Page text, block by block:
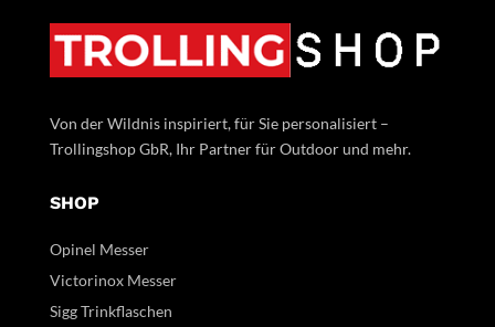
Von der Wildnis inspiriert, für Sie personalisiert –
Trollingshop GbR, Ihr Partner für Outdoor und mehr.
SHOP
Opinel Messer
Victorinox Messer
Sigg Trinkflaschen